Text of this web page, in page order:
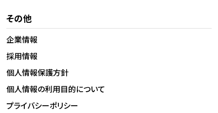
その他
企業情報
採用情報
個人情報保護方針
個人情報の利用目的について
プライバシーポリシー